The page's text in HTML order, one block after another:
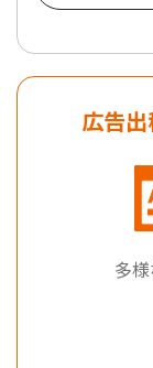
広告
多